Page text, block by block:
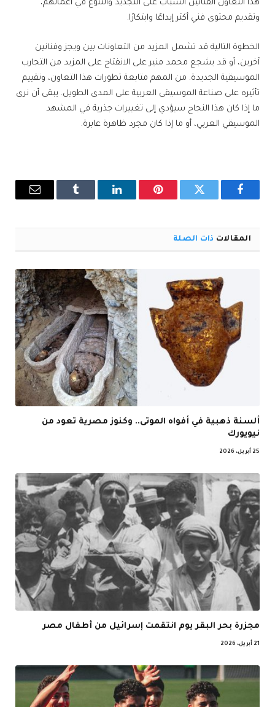
هذا التعاون الفنانين الشباب على التجديد والتنوع في أعمالهم،
وتقديم محتوى فني أكثر إبداعًا وابتكارًا.
الخطوة التالية قد تشمل المزيد من التعاونات بين ويجز وفنانين
آخرين، أو قد يشجع محمد منير على الانفتاح على المزيد من التجارب
الموسيقية الجديدة. من المهم متابعة تطورات هذا التعاون، وتقييم
تأثيره على صناعة الموسيقى العربية على المدى الطويل. يبقى أن نرى
ما إذا كان هذا النجاح سيؤدي إلى تغييرات جذرية في المشهد
الموسيقي العربي، أو ما إذا كان مجرد ظاهرة عابرة.
فيسبوك تويتر بينتيريستلينكدإن Tumblr
البريد
المقالات ذات الصلة
ألسنة ذهبية في أفواه الموتى.. وكنوز مصرية تعود من
نيويورك
25 أبريل، 2026
مجزرة بحر البقر يوم انتقمت إسرائيل من أطفال مصر
21 أبريل، 2026